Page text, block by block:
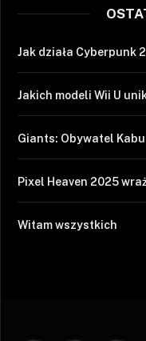
Jak działa Cyberpunk
Jakich modeli Wii U
Giants: Obywatel
Pixel Heaven 2025
Witam wszystkich